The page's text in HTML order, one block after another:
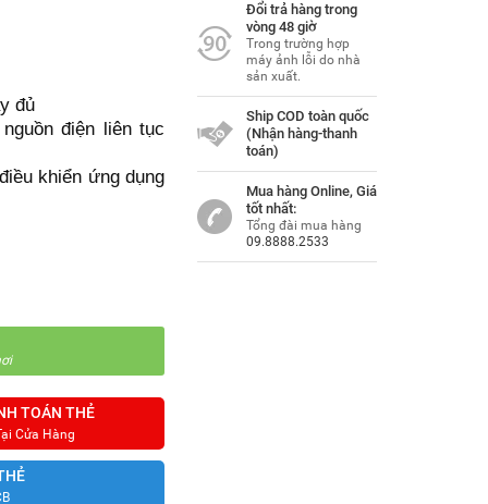
đủ
điện liên tục
khiển ứng dụng
TOÁN THẺ
Cửa Hàng
Đổi trả hàng trong
vòng 48 giờ
Trong trường hợp
máy ảnh lỗi do nhà
sản xuất.
Ship COD toàn quốc
(Nhận hàng-thanh
toán)
Mua hàng Online, Giá
tốt nhất:
Tổng đài mua hàng
09.8888.2533